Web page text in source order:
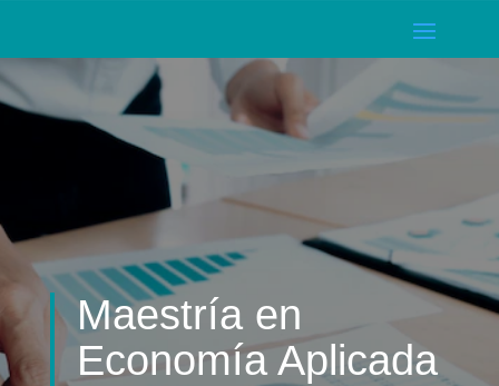
Maestría en
Economía Aplicada